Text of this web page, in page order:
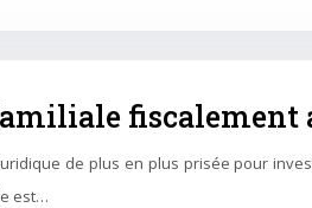
fiscalement
de plus en plus prisée pour
est…